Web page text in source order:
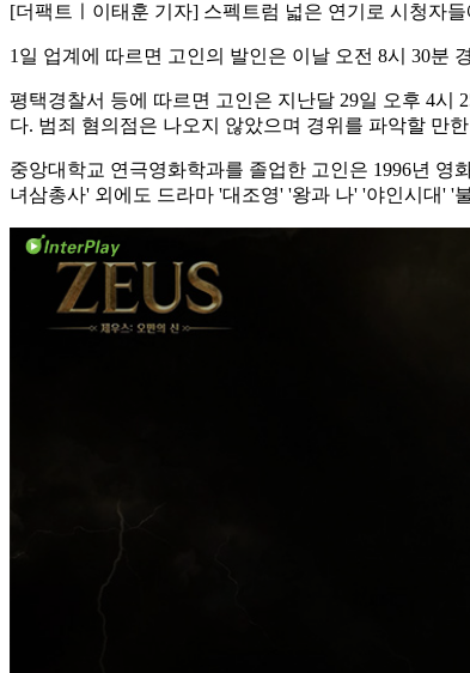
[더팩트ㅣ이태훈 기자] 스펙트럼 넓은 연기로 시청자
1일 업계에 따르면 고인의 발인은 이날 오전 8시 30분
평택경찰서 등에 따르면 고인은 지난달 29일 오후 4시
다. 범죄 혐의점은 나오지 않았으며 경위를 파악할 만
중앙대학교 연극영화학과를 졸업한 고인은 1996년 영
녀삼총사' 외에도 드라마 '대조영' '왕과 나' '야인시대' '